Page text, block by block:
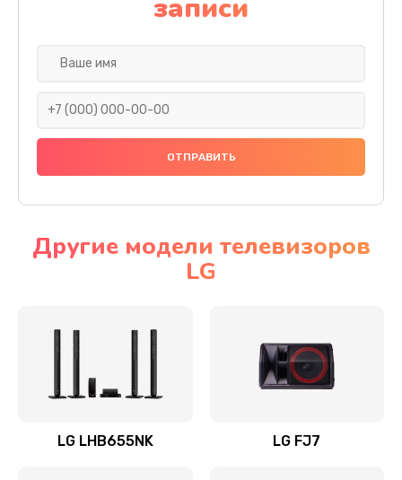
Заказать
Ремонт платы электроники
Прошивка
Ремонт механики привода
Ремонт / замена кнопок, клавиш, индикаторов,
записи
Другие модели телевизоров
LG
LG LHB655NK LG FJ7